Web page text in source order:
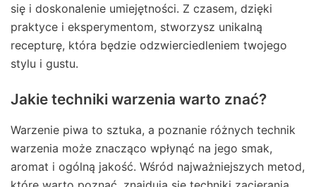
się i doskonalenie umiejętności. Z czasem, dzięki
praktyce i eksperymentom, stworzysz unikalną
recepturę, która będzie odzwierciedleniem twojego
stylu i gustu.
Jakie techniki warzenia warto znać?
Warzenie piwa to sztuka, a poznanie różnych technik
warzenia może znacząco wpłynąć na jego smak,
aromat i ogólną jakość. Wśród najważniejszych metod,